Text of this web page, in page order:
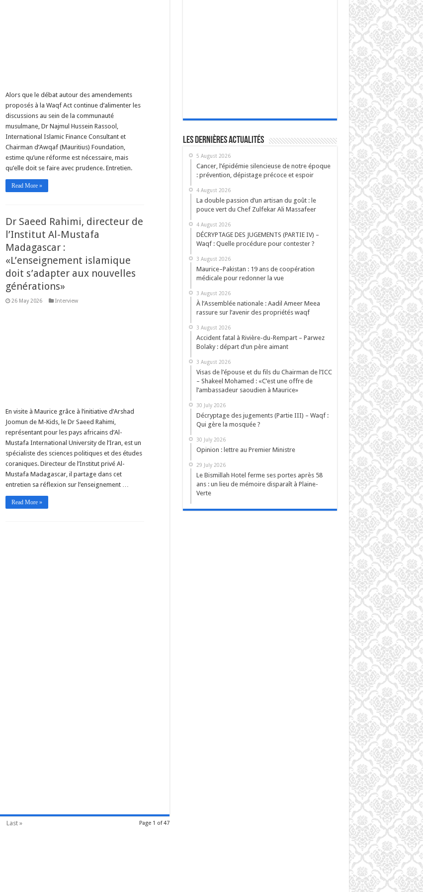
Alors que le débat autour des amendements
proposés à la Waqf Act continue d’alimenter les
discussions au sein de la communauté
musulmane, Dr Najmul Hussein Rassool,
International Islamic Finance Consultant et
Chairman d’Awqaf (Mauritius) Foundation,
estime qu’une réforme est nécessaire, mais
qu’elle doit se faire avec prudence. Entretien.
Read More »
Dr Saeed Rahimi, directeur de
l’Institut Al-Mustafa
Madagascar :
«L’enseignement islamique
doit s’adapter aux nouvelles
générations»
26 May 2026 Interview
En visite à Maurice grâce à l’initiative d’Arshad
Joomun de M-Kids, le Dr Saeed Rahimi,
représentant pour les pays africains d’Al-
Mustafa International University de l’Iran, est un
spécialiste des sciences politiques et des études
coraniques. Directeur de l’Institut privé Al-
Mustafa Madagascar, il partage dans cet
entretien sa réflexion sur l’enseignement …
Read More »
Page 1 of 47
Last »
Les dernières actualités
5 August 2026
Cancer, l’épidémie silencieuse de notre époque
: prévention, dépistage précoce et espoir
4 August 2026
La double passion d’un artisan du goût : le
pouce vert du Chef Zulfekar Ali Massafeer
4 August 2026
DÉCRYPTAGE DES JUGEMENTS (PARTIE IV) –
Waqf : Quelle procédure pour contester ?
3 August 2026
Maurice–Pakistan : 19 ans de coopération
médicale pour redonner la vue
3 August 2026
À l’Assemblée nationale : Aadil Ameer Meea
rassure sur l’avenir des propriétés waqf
3 August 2026
Accident fatal à Rivière-du-Rempart – Parwez
Bolaky : départ d’un père aimant
3 August 2026
Visas de l’épouse et du fils du Chairman de l’ICC
– Shakeel Mohamed : «C’est une offre de
l’ambassadeur saoudien à Maurice»
30 July 2026
Décryptage des jugements (Partie III) – Waqf :
Qui gère la mosquée ?
30 July 2026
Opinion : lettre au Premier Ministre
29 July 2026
Le Bismillah Hotel ferme ses portes après 58
ans : un lieu de mémoire disparaît à Plaine-
Verte